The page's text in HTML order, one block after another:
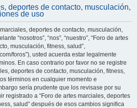
c
deportes de contacto, musculación,
de uso
deportes de contacto, musculación,
“nosotros”, “nos”, “nuestro”, “Foro de artes
musculación, fitness, salud”,
foros”), usted acuerda estar legalmente
En caso contrario por favor no se registre
deportes de contacto, musculación, fitness,
términos en cualquier momento e
sería prudente que los revisase por su
registrado a “Foro de artes marciales, deportes
salud” después de esos cambios significa